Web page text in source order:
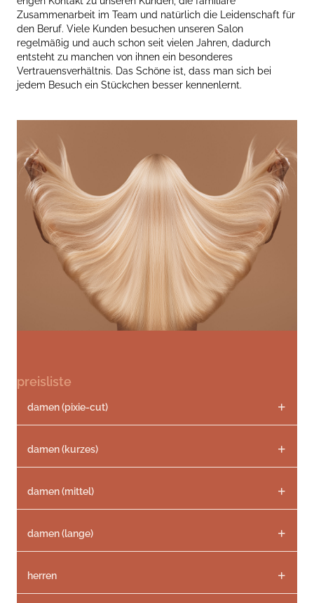
Zusammenarbeit im Team und natürlich die Leidenschaft für
den Beruf. Viele Kunden besuchen unseren Salon
regelmäßig und auch schon seit vielen Jahren, dadurch
entsteht zu manchen von ihnen ein besonderes
Vertrauensverhältnis. Das Schöne ist, dass man sich bei
jedem Besuch ein Stückchen besser kennenlernt.
preisliste
damen (pixie-cut)
damen (kurzes)
damen (mittel)
damen (lange)
herren